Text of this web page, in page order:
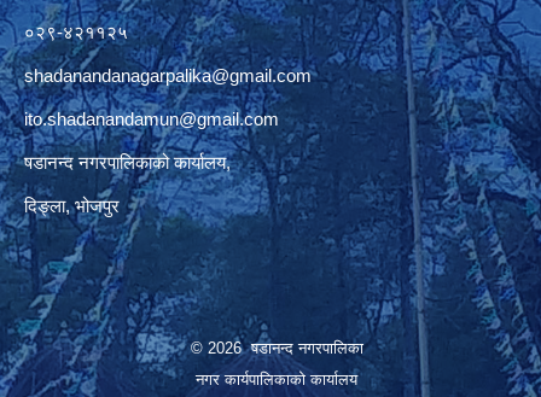
०२९-४२११२५
shadanandanagarpalika@gmail.com
ito.shadanandamun@gmail.com
षडानन्द नगरपालिकाको कार्यालय,
दिङ्ला, भोजपुर
© 2026 षडानन्द नगरपालिका
नगर कार्यपालिकाको कार्यालय